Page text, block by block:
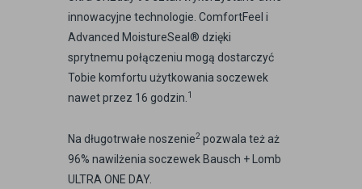
innowacyjne technologie. ComfortFeel i
Advanced MoistureSeal® dzięki
sprytnemu połączeniu mogą dostarczyć
Tobie komfortu użytkowania soczewek
nawet przez 16 godzin. 1
Na długotrwałe noszenie2 pozwala też aż
96% nawilżenia soczewek Bausch + Lomb
ULTRA ONE DAY.